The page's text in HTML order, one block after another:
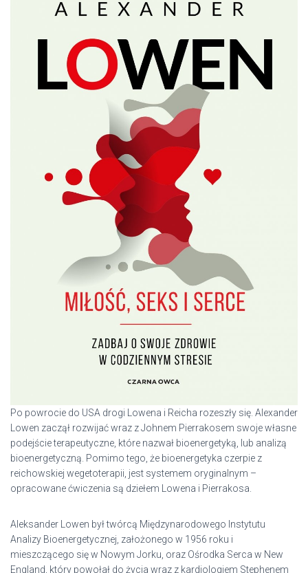
Po powrocie do USA drogi Lowena i Reicha rozeszły się. Alexander
Lowen zaczął rozwijać wraz z Johnem Pierrakosem swoje własne
podejście terapeutyczne, które nazwał bioenergetyką, lub analizą
bioenergetyczną. Pomimo tego, że bioenergetyka czerpie z
reichowskiej wegetoterapii, jest systemem oryginalnym –
opracowane ćwiczenia są dziełem Lowena i Pierrakosa.
Aleksander Lowen był twórcą Międzynarodowego Instytutu
Analizy Bioenergetycznej, założonego w 1956 roku i
mieszczącego się w Nowym Jorku, oraz Ośrodka Serca w New
England, który powołał do życia wraz z kardiologiem Stephenem